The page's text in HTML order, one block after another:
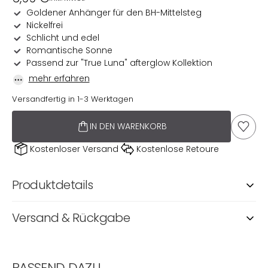
PreisGoldener Anhänger für den BH-Mittelsteg
Nickelfrei
Schlicht und edel
Romantische Sonne
Passend zur "True Luna" afterglow Kollektion
mehr erfahren
Versandfertig in 1-3 Werktagen
IN DEN WARENKORB AUF
Kostenloser Versand Kostenlose Retoure
Produktdetails
Versand & Rückgabe